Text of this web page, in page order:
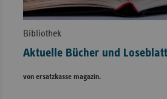
Bibliothek
Aktuelle Bücher und
von ersatzkasse magazin.